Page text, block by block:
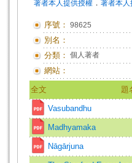
著者本人提供授權 ． 著者本人
序號： 98625
別名：
分類： 個人著者
網站：
全文 題
Vasubandhu
Madhyamaka
Nāgārjuna